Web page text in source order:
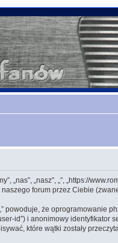
„nasz”, „”, „https://
forum przez Ciebie
powoduje, że oprogramowanie
id”) i anonimowy
które wątki zostały